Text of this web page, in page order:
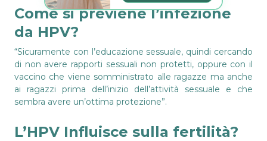
Come si previene l’infezione
da HPV?
“Sicuramente con l’educazione sessuale, quindi cercando
di non avere rapporti sessuali non protetti, oppure con il
vaccino che viene somministrato alle ragazze ma anche
ai ragazzi prima dell’inizio dell’attività sessuale e che
sembra avere un’ottima protezione”.
L’HPV Influisce sulla fertilità?